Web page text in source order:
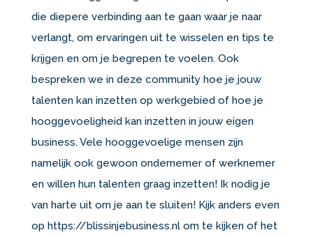
die diepere verbinding aan te gaan waar je naar
verlangt, om ervaringen uit te wisselen en tips te
krijgen en om je begrepen te voelen. Ook
bespreken we in deze community hoe je jouw
talenten kan inzetten op werkgebied of hoe je
hooggevoeligheid kan inzetten in jouw eigen
business. Vele hooggevoelige mensen zijn
namelijk ook gewoon ondernemer of werknemer
en willen hun talenten graag inzetten! Ik nodig je
van harte uit om je aan te sluiten! Kijk anders even
op https://blissinjebusiness.nl om te kijken of het